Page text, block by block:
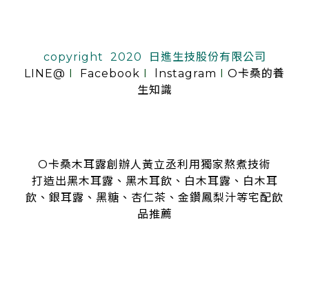
copyright 2020 日進生技股份有限公司
LINE@
Facebook lnstagram
O卡桑的養
生知識
O卡桑木耳露創辦人黃立丞利用獨家熬煮技術
打造出黑木耳露、黑木耳飲、白木耳露、白木耳
飲、銀耳露、黑糖、杏仁茶、金鑽鳳梨汁等宅配飲
品推薦